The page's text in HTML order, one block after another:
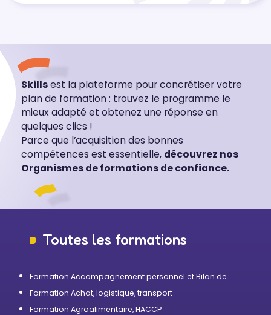
Skillsest la plateforme pour concrétiser votre
plan de formation : trouvez le programme le
mieux adapté et obtenez une réponse en
quelques clics !
Parce que l’acquisition des bonnes
compétences est essentielle, découvrez nos
Organismes de formations de confiance.
Toutes les formations
Formation Accompagnement personnel et Bilan de
Formation Achat, logistique, transport
Formation Agroalimentaire, HACCP